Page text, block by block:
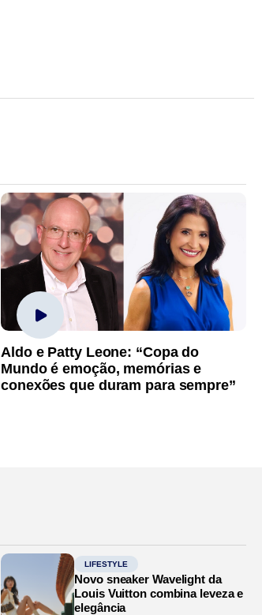
Aldo e Patty Leone: “Copa do
Mundo é emoção, memórias e
conexões que duram para sempre”
LIFESTYLE
Novo sneaker Wavelight da
Louis Vuitton combina leveza e
elegância